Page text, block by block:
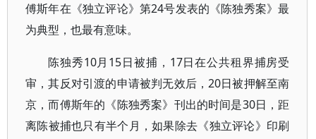
傅斯年在《独立评论》第24号发表的《陈独秀案》最
为典型，也最有意味。
陈独秀10月15日被捕，17日在公共租界捕房受
审，其反对引渡的申请被判无效后，20日被押解至南
京，而傅斯年的《陈独秀案》刊出的时间是30日，距
离陈被捕也只有半个月，如果除去《独立评论》印刷